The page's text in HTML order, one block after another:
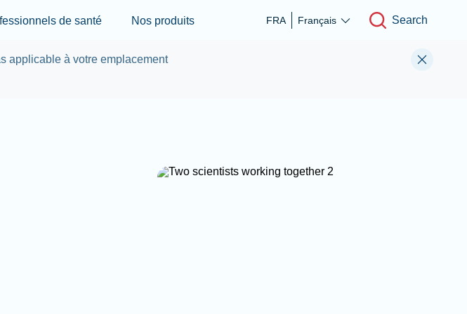
Skip to main content
de santé Nos produits FRA Français Search
applicable à votre emplacement